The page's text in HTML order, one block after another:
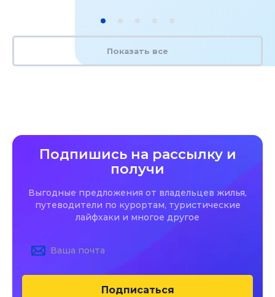
Показать все
Подпишись на рассылку и
получи
Выгодные предложения от владельцев жилья,
путеводители по курортам, туристические
лайфхаки и многое другое
Подписаться